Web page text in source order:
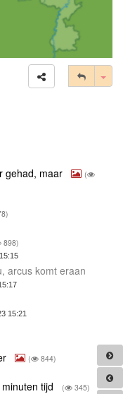
gehad, maar
(
898)
arcus komt eraan
15:21
( 844)
tijd ( 345)